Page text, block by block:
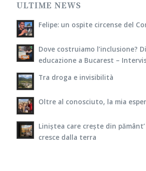
ULTIME NEWS
Felipe: un ospite circense del
Dove costruiamo l’inclusione?
educazione a Bucarest –
Tra droga e invisibilità
Oltre al conosciuto, la mia
Liniștea care crește din
cresce dalla terra